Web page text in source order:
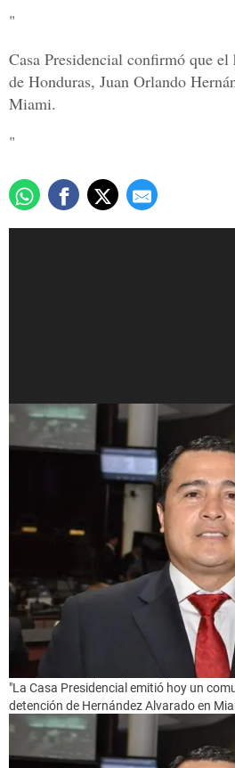
"
Casa Presidencial confirmó que
de Honduras, Juan Orlando
Miami.
"
"La Casa Presidencial emitió hoy un
detención de Hernández Alvarado en